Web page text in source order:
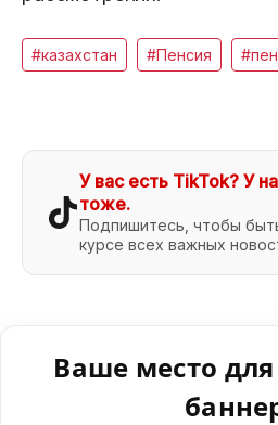
#казахстан #Пенсия
У вас есть TikTok? У
тоже.
Подпишитесь, чтобы
курсе всех важных
Ваше место